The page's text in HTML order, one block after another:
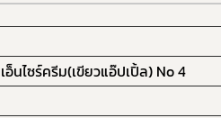
เอ็นไซร์ครีม(เขียวแอ๊ปเปิ้ล) No 4